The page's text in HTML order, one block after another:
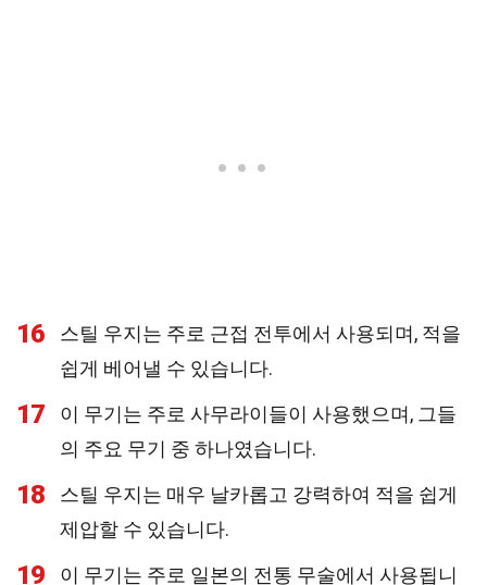
16
스틸 우지는 주로 근접 전투에서 사용되며, 적을
쉽게 베어낼 수 있습니다.
17
이 무기는 주로 사무라이들이 사용했으며, 그들
의 주요 무기 중 하나였습니다.
18
스틸 우지는 매우 날카롭고 강력하여 적을 쉽게
제압할 수 있습니다.
19
이 무기는 주로 일본의 전통 무술에서 사용됩니